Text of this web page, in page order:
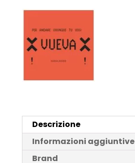
Descrizione
Informazioni aggiuntive
Brand